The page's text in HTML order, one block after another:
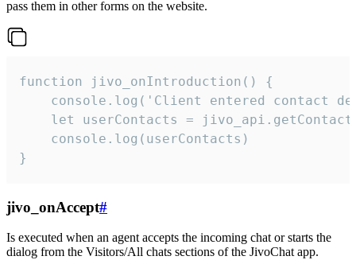
pass them in other forms on the website.
function jivo_onIntroduction() {
console.log('Client entered contact
let userContacts =
    console.log(userContacts)
}
jivo_onAccept#
Is executed when an agent accepts the incoming chat or starts the
dialog from the Visitors/All chats sections of the JivoChat app.